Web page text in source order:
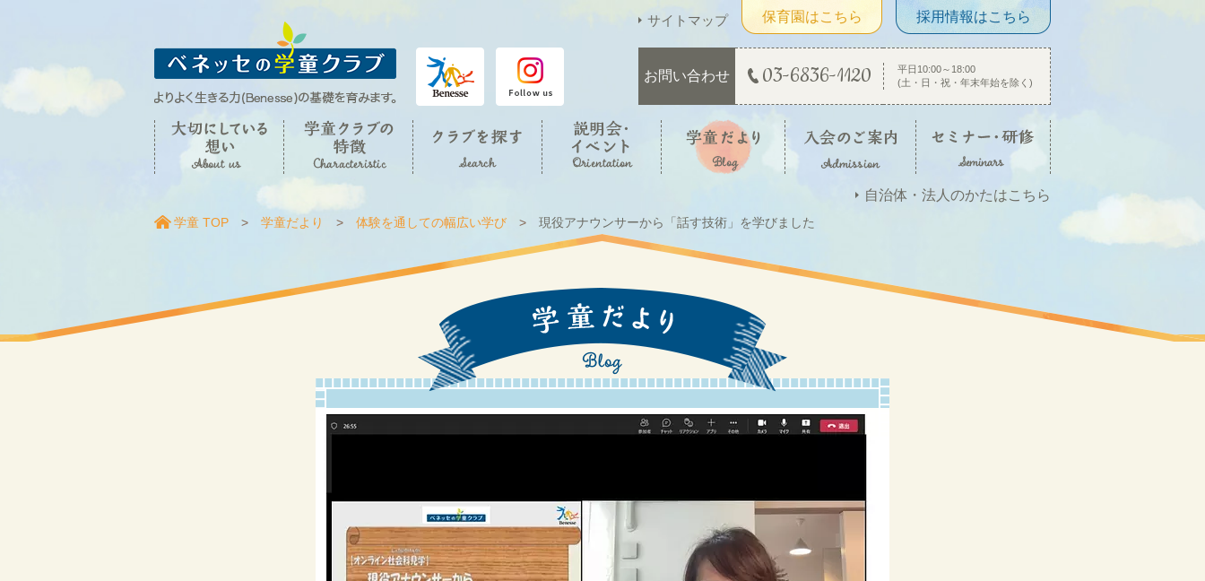
サイトマップ 保育園はこちら 採用情報はこちら
お問い合わせ 03-6836-1120
平日10:00～18:00
(土・日・祝・年末年始を除く)
自治体・法人のかたはこちら
学童 TOP 学童だより 体験を通しての幅広い学び 現役アナウンサーから「話す技術」を学びました